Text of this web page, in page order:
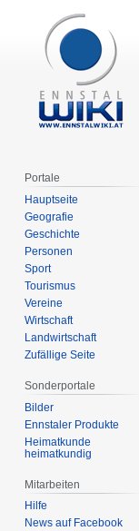
Portale
Hauptseite
Geografie
Geschichte
Personen
Sport
Tourismus
Vereine
Wirtschaft
Landwirtschaft
Zufällige Seite
Sonderportale
Bilder
Ennstaler Produkte
Heimatkunde
heimatkundig
Mitarbeiten
Hilfe
News auf Facebook